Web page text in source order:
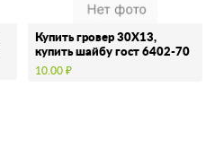
Купить гровер 30Х13,
купить шайбу гост 6402-70
из …
10.00 ₽